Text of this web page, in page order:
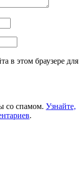
в этом браузере для
со спамом. Узнайте,
.